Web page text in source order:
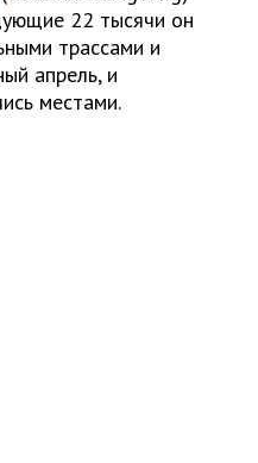
22 тысячи он
трассами и
апрель, и
местами.